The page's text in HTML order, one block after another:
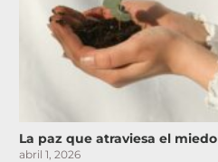
La paz que atraviesa el miedo
abril 1, 2026